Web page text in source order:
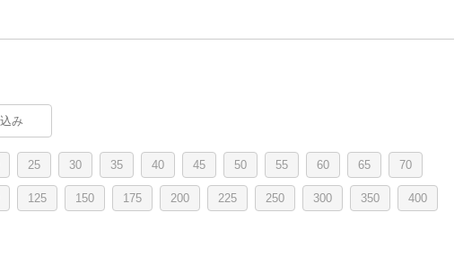
25 30 35 40 45 50 55 60 65 70
125 150 175 200 225 250 300 350 400